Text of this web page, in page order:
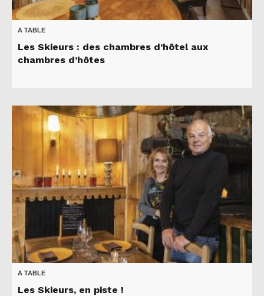
A TABLE
Les Skieurs : des chambres d’hôtel aux
chambres d’hôtes
A TABLE
Les Skieurs, en piste !